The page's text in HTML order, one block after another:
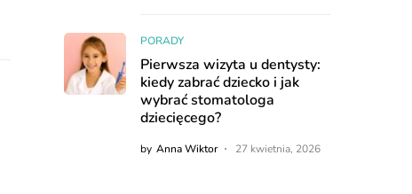
PORADY
Pierwsza wizyta u dentysty:
kiedy zabrać dziecko i jak
wybrać stomatologa
dziecięcego?
by Anna Wiktor 27 kwietnia, 2026